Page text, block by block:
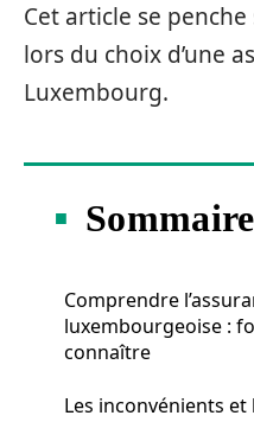
Cet article se
lors du choix d’une
Luxembourg.
Sommaire
Comprendre
luxembourgeoise :
connaître
Les inconvénients